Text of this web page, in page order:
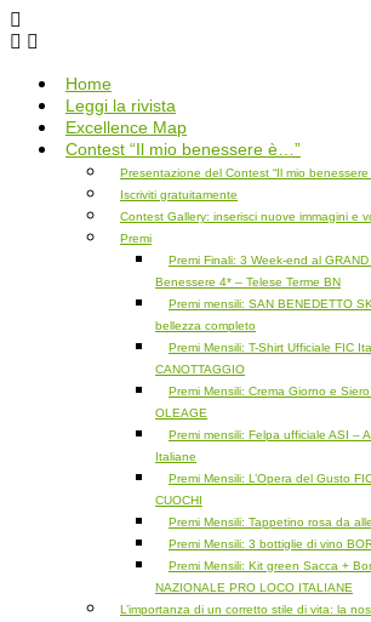
Salta
al
Home
Leggi la rivista
Excellence Map
Contest “Il mio benessere è…”
Presentazione del Contest “Il mio
Iscriviti gratuitamente
Contest Gallery: inserisci nuove immagini e
Premi
Premi Finali: 3 Week-end al
Benessere 4* – Telese Terme BN
Premi mensili: SAN BENEDETTO
bellezza completo
Premi Mensili: T-Shirt Ufficiale FIC
CANOTTAGGIO
Premi Mensili: Crema Giorno e
OLEAGE
Premi mensili: Felpa ufficiale ASI –
Italiane
Premi Mensili: L’Opera del Gusto
CUOCHI
Premi Mensili: Tappetino rosa da
Premi Mensili: 3 bottiglie di vino
Premi Mensili: Kit green Sacca +
NAZIONALE PRO LOCO ITALIANE
L’importanza di un corretto stile di vita: la